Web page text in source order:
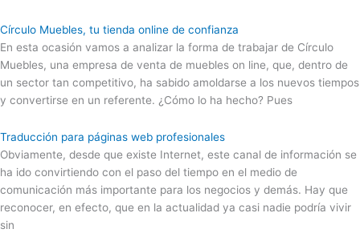
Círculo Muebles, tu tienda online de confianza
En esta ocasión vamos a analizar la forma de trabajar de Círculo
Muebles, una empresa de venta de muebles on line, que, dentro de
un sector tan competitivo, ha sabido amoldarse a los nuevos tiempos
y convertirse en un referente. ¿Cómo lo ha hecho? Pues
Traducción para páginas web profesionales
Obviamente, desde que existe Internet, este canal de información se
ha ido convirtiendo con el paso del tiempo en el medio de
comunicación más importante para los negocios y demás. Hay que
reconocer, en efecto, que en la actualidad ya casi nadie podría vivir
sin